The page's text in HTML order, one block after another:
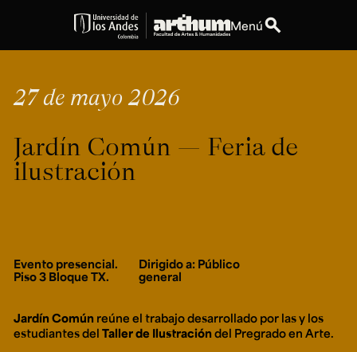
Menúsearch
Personas
Espacios expand_more
Dirección
Calle 19A #1 - 37
Teléfono
Arte e
Historia
Literatura y
Narrativas Digitales
Música
Ext.
27 de mayo 2026
Jardín Común — Feria de
ilustración
Evento presencial.
Piso 3 Bloque TX.
Dirigido a: Público
general
Jardín Comúnreúne el trabajo desarrollado por las y los
estudiantes del Taller de Ilustracióndel Pregrado en Arte.